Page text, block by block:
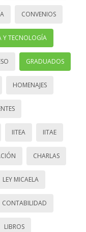
CONVENIOS
Y TECNOLOGÍA
GRADUADOS
HOMENAJES
IITEA IITAE
CHARLAS
LEY MICAELA
CONTABILIDAD
LIBROS